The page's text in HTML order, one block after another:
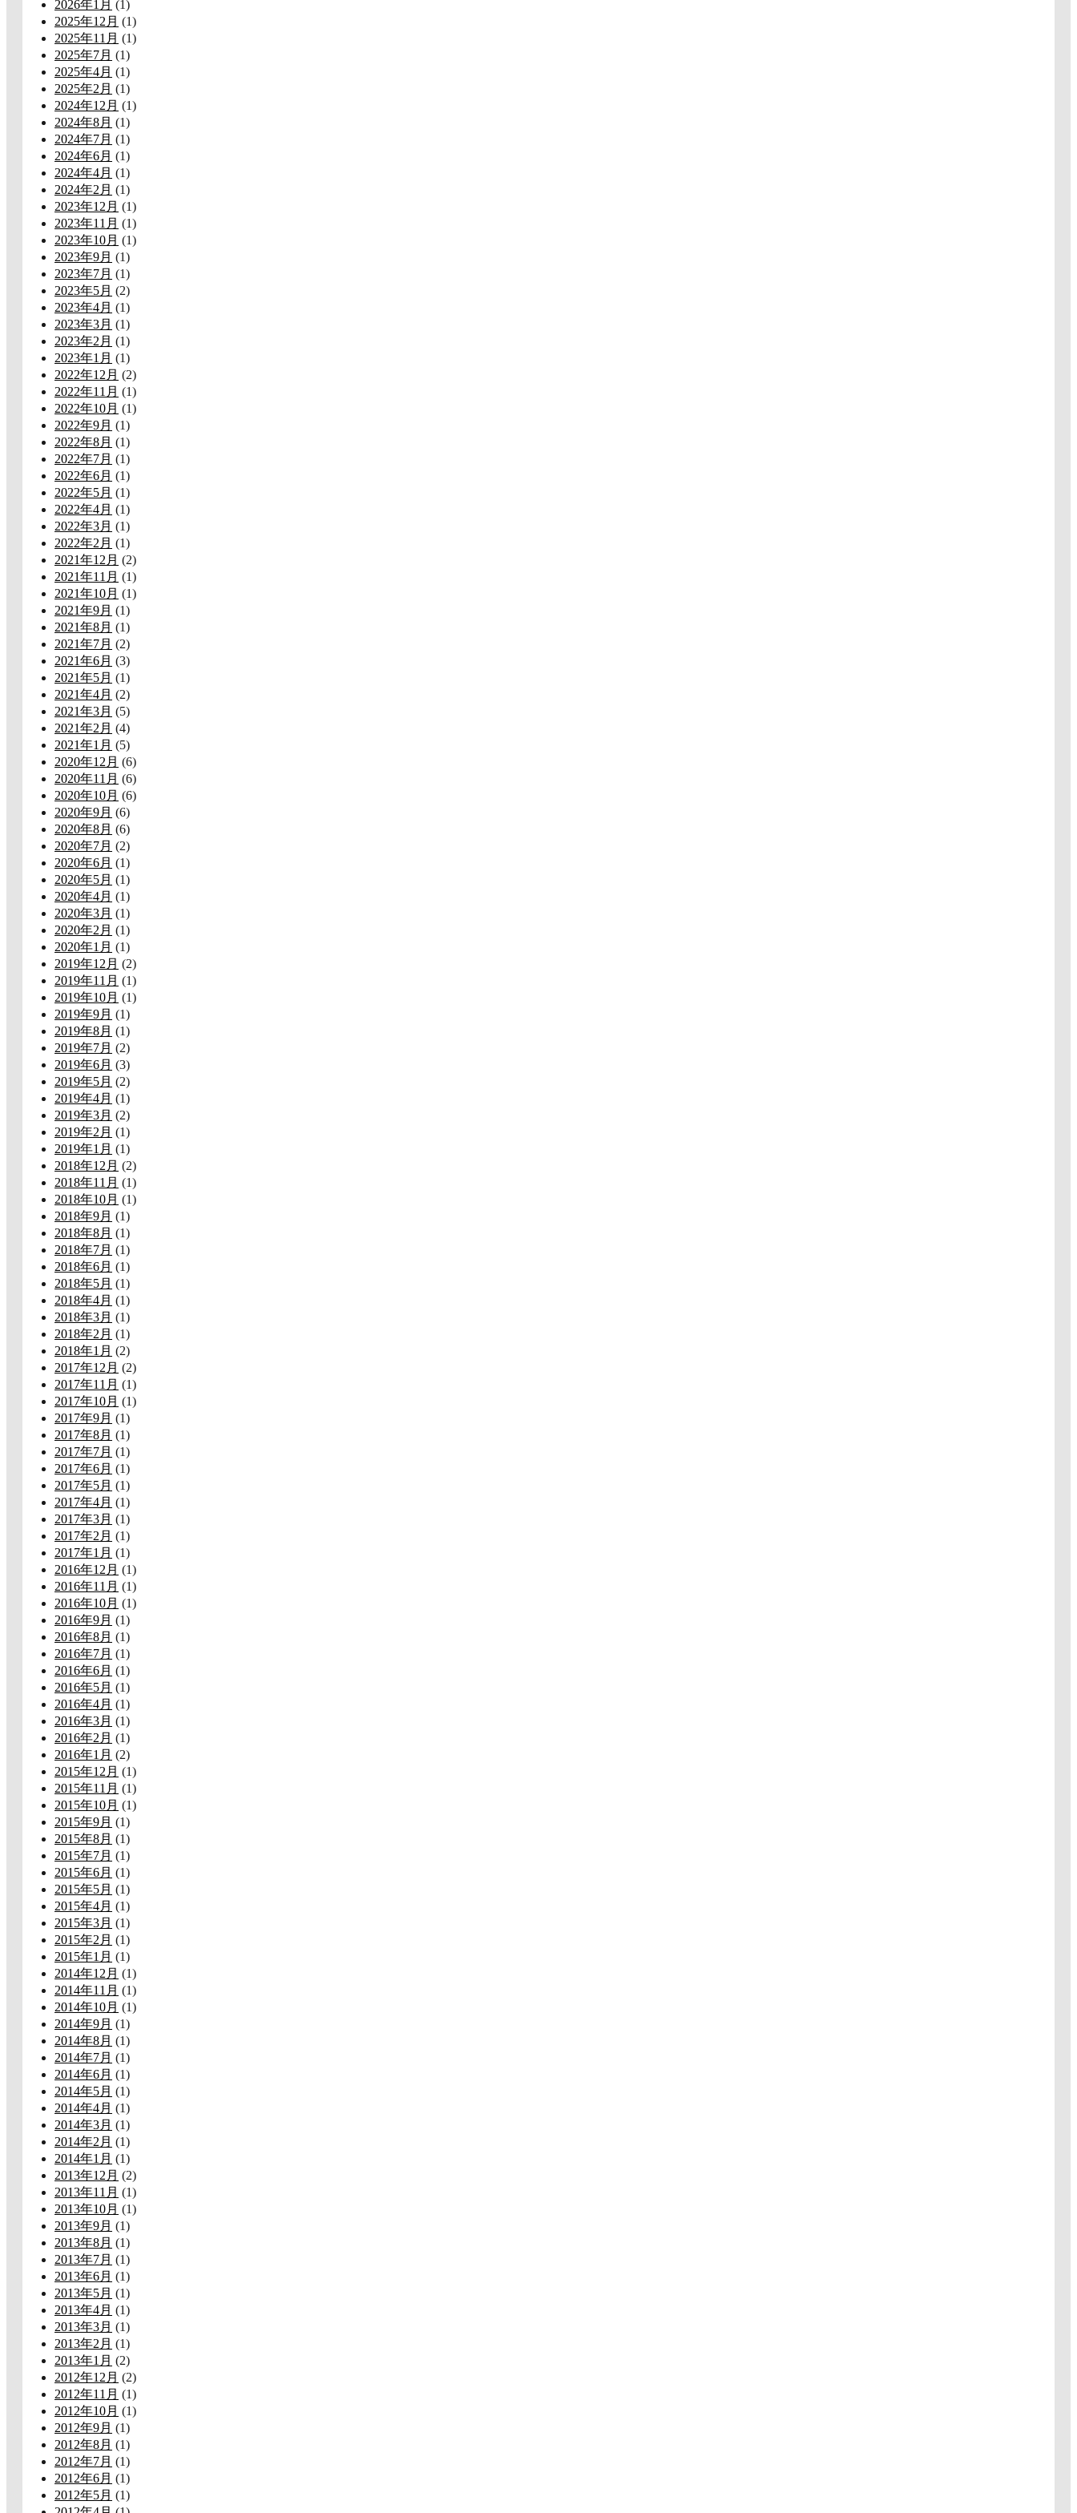
2026年1月 (1)
2025年12月 (1)
2025年11月 (1)
2025年7月 (1)
2025年4月 (1)
2025年2月 (1)
2024年12月 (1)
2024年8月 (1)
2024年7月 (1)
2024年6月 (1)
2024年4月 (1)
2024年2月 (1)
2023年12月 (1)
2023年11月 (1)
2023年10月 (1)
2023年9月 (1)
2023年7月 (1)
2023年5月 (2)
2023年4月 (1)
2023年3月 (1)
2023年2月 (1)
2023年1月 (1)
2022年12月 (2)
2022年11月 (1)
2022年10月 (1)
2022年9月 (1)
2022年8月 (1)
2022年7月 (1)
2022年6月 (1)
2022年5月 (1)
2022年4月 (1)
2022年3月 (1)
2022年2月 (1)
2021年12月 (2)
2021年11月 (1)
2021年10月 (1)
2021年9月 (1)
2021年8月 (1)
2021年7月 (2)
2021年6月 (3)
2021年5月 (1)
2021年4月 (2)
2021年3月 (5)
2021年2月 (4)
2021年1月 (5)
2020年12月 (6)
2020年11月 (6)
2020年10月 (6)
2020年9月 (6)
2020年8月 (6)
2020年7月 (2)
2020年6月 (1)
2020年5月 (1)
2020年4月 (1)
2020年3月 (1)
2020年2月 (1)
2020年1月 (1)
2019年12月 (2)
2019年11月 (1)
2019年10月 (1)
2019年9月 (1)
2019年8月 (1)
2019年7月 (2)
2019年6月 (3)
2019年5月 (2)
2019年4月 (1)
2019年3月 (2)
2019年2月 (1)
2019年1月 (1)
2018年12月 (2)
2018年11月 (1)
2018年10月 (1)
2018年9月 (1)
2018年8月 (1)
2018年7月 (1)
2018年6月 (1)
2018年5月 (1)
2018年4月 (1)
2018年3月 (1)
2018年2月 (1)
2018年1月 (2)
2017年12月 (2)
2017年11月 (1)
2017年10月 (1)
2017年9月 (1)
2017年8月 (1)
2017年7月 (1)
2017年6月 (1)
2017年5月 (1)
2017年4月 (1)
2017年3月 (1)
2017年2月 (1)
2017年1月 (1)
2016年12月 (1)
2016年11月 (1)
2016年10月 (1)
2016年9月 (1)
2016年8月 (1)
2016年7月 (1)
2016年6月 (1)
2016年5月 (1)
2016年4月 (1)
2016年3月 (1)
2016年2月 (1)
2016年1月 (2)
2015年12月 (1)
2015年11月 (1)
2015年10月 (1)
2015年9月 (1)
2015年8月 (1)
2015年7月 (1)
2015年6月 (1)
2015年5月 (1)
2015年4月 (1)
2015年3月 (1)
2015年2月 (1)
2015年1月 (1)
2014年12月 (1)
2014年11月 (1)
2014年10月 (1)
2014年9月 (1)
2014年8月 (1)
2014年7月 (1)
2014年6月 (1)
2014年5月 (1)
2014年4月 (1)
2014年3月 (1)
2014年2月 (1)
2014年1月 (1)
2013年12月 (2)
2013年11月 (1)
2013年10月 (1)
2013年9月 (1)
2013年8月 (1)
2013年7月 (1)
2013年6月 (1)
2013年5月 (1)
2013年4月 (1)
2013年3月 (1)
2013年2月 (1)
2013年1月 (2)
2012年12月 (2)
2012年11月 (1)
2012年10月 (1)
2012年9月 (1)
2012年8月 (1)
2012年7月 (1)
2012年6月 (1)
2012年5月 (1)